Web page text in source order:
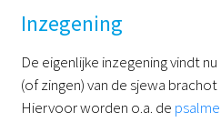
Inzegening
De eigenlijke inzegening vindt
(of zingen) van de sjewa
Hiervoor worden o.a. de